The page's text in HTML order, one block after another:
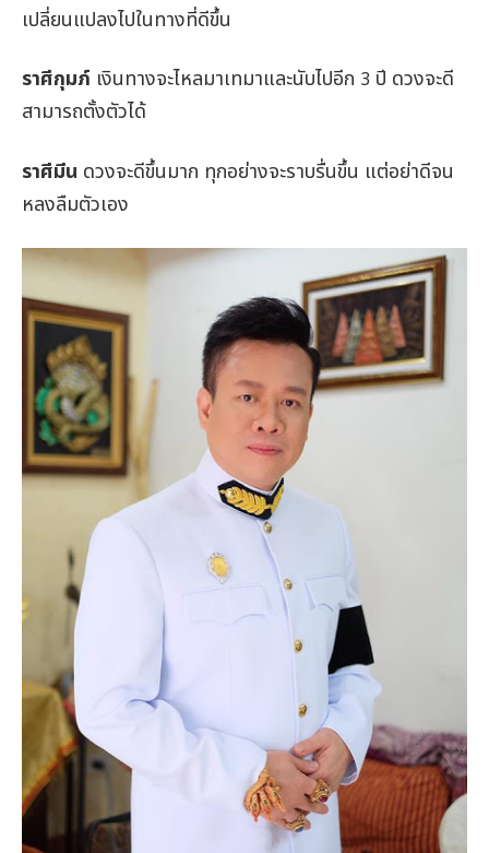
เปลี่ยนแปลงไปในทางที่ดีขึ้น
ราศีกุมภ์ เงินทางจะไหลมาเทมาและนับไปอีก 3 ปี ดวงจะดี
สามารถตั้งตัวได้
ราศีมีน ดวงจะดีขึ้นมาก ทุกอย่างจะราบรื่นขึ้น แต่อย่าดีจน
หลงลืมตัวเอง